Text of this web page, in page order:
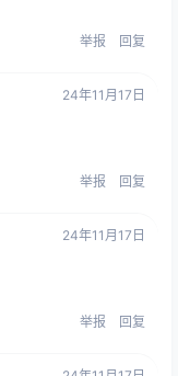
举报 回复
24年11月17日
举报 回复
24年11月17日
举报 回复